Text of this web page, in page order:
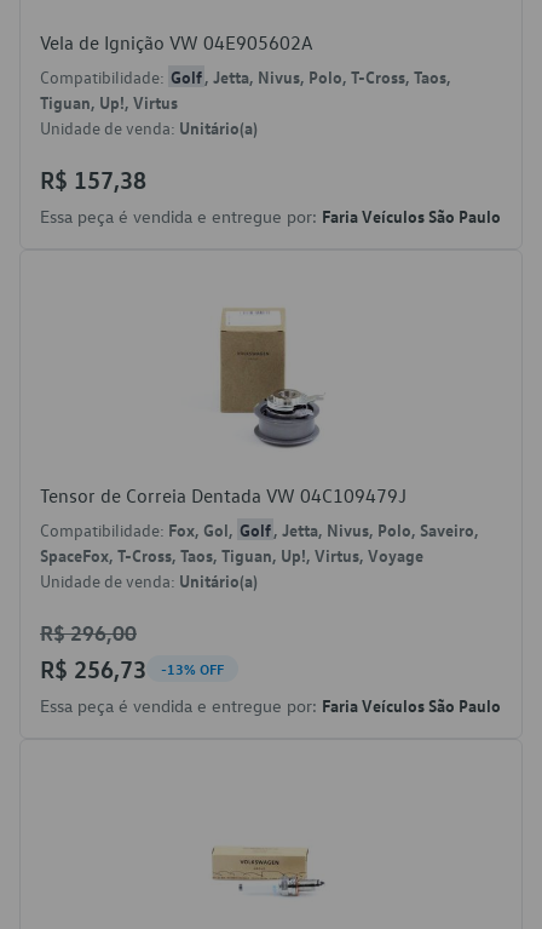
Vela de Ignição VW 04E905602A
Compatibilidade: Golf, Jetta, Nivus, Polo, T-Cross, Taos,
Tiguan, Up!, Virtus
Unidade de venda: Unitário(a)
R$ 157,38
Essa peça é vendida e entregue por: Faria Veículos São Paulo
Tensor de Correia Dentada VW 04C109479J
Compatibilidade: Fox, Gol, Golf, Jetta, Nivus, Polo, Saveiro,
SpaceFox, T-Cross, Taos, Tiguan, Up!, Virtus, Voyage
Unidade de venda: Unitário(a)
R$ 296,00
R$ 256,73 -13% OFF
Essa peça é vendida e entregue por: Faria Veículos São Paulo